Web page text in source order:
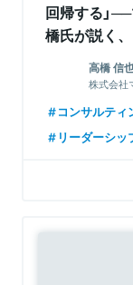
回帰する」
橋氏が説く
高橋 信
株式会社
コンサルティ
リーダーシッ